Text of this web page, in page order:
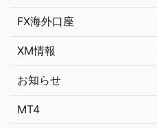
FX海外口座
XM情報
お知らせ
MT4